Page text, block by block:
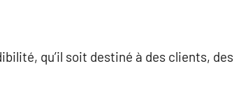
qu’il soit destiné à des clients, des